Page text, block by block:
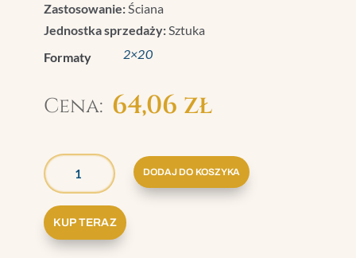
Zastosowanie:Ściana
Jednostka sprzedaży:Sztuka
Formaty
2×20
64,06 zł
GRAZIA
BOISERIE
ZEWN.
NAROŻNIK
DODAJ DO KOSZYKA
KUP TERAZ